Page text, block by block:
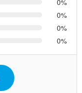
0
0
0